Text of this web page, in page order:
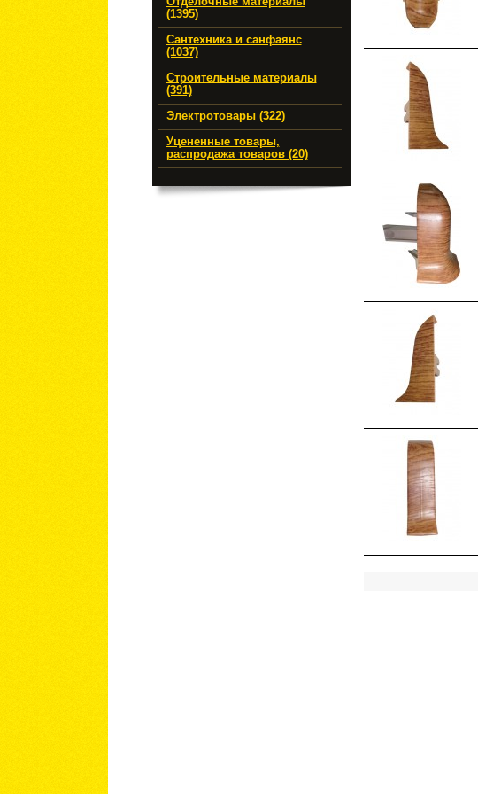
(1395)
Сантехника и санфаянс
(1037)
Строительные материалы
(391)
Электротовары (322)
Уцененные товары,
распродажа товаров (20)